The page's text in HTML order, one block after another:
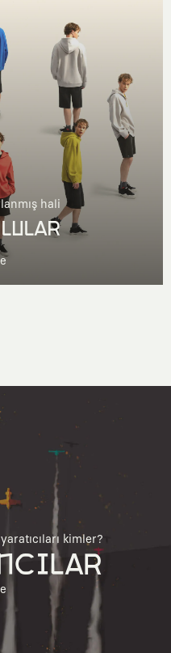
hali
kimler?